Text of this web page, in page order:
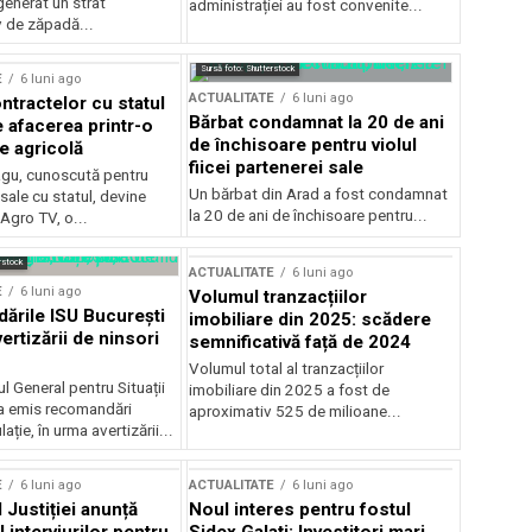
zăpadă...
administrației au fost convenite...
6 luni ago
cu statul
afacerea printr-o
agricolă
cunoscută pentru
cu statul, devine
TV, o...
Sursă foto: Shutterstock
ACTUALITATE 6 luni ago
Bărbat condamnat la 20 de ani
de închisoare pentru violul
fiicei partenerei sale
Un bărbat din Arad a fost condamnat
la 20 de ani de închisoare pentru...
6 luni ago
ISU București
de ninsori
General pentru Situații
emis recomandări
în urma avertizării...
ACTUALITATE 6 luni ago
Volumul tranzacțiilor
imobiliare din 2025: scădere
semnificativă față de 2024
Volumul total al tranzacțiilor
imobiliare din 2025 a fost de
aproximativ 525 de milioane...
6 luni ago
Justiției anunță
ACTUALITATE 6 luni ago
Noul interes pentru fostul